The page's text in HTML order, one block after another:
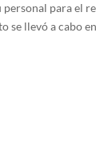
personal para
llevó a cabo